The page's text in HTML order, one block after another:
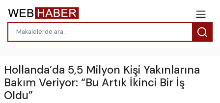
Hollanda’da 5,5 Milyon Kişi Yakınlarına
Bakım Veriyor: “Bu Artık İkinci Bir İş
Oldu”